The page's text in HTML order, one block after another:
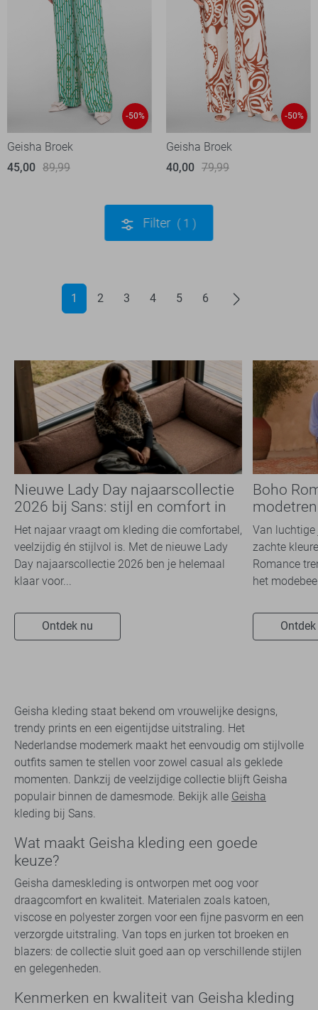
-50%
Geisha Broek
45,00 89,99
-50%
Geisha Broek
40,00 79,99
Filter 1
1 2 3 4 5 6
Nieuwe Lady Day najaarscollectie
2026 bij Sans: stijl en comfort in
travelkwaliteit
Het najaar vraagt om kleding die comfortabel,
veelzijdig én stijlvol is. Met de nieuwe Lady
Day najaarscollectie 2026 ben je helemaal
klaar voor...
Ontdek nu
Boho
overal
Van luchtige
zachte
Romance
het
Geisha kleding staat bekend om vrouwelijke designs,
trendy prints en een eigentijdse uitstraling. Het
Nederlandse modemerk maakt het eenvoudig om stijlvolle
outfits samen te stellen voor zowel casual als geklede
momenten. Dankzij de veelzijdige collectie blijft Geisha
populair binnen de damesmode. Bekijk alle Geisha
kleding bij Sans.
Wat maakt Geisha kleding een goede
keuze?
Geisha dameskleding is ontworpen met oog voor
draagcomfort en kwaliteit. Materialen zoals katoen,
viscose en polyester zorgen voor een fijne pasvorm en een
verzorgde uitstraling. Van tops en jurken tot broeken en
blazers: de collectie sluit goed aan op verschillende stijlen
en gelegenheden.
Kenmerken en kwaliteit van Geisha kleding